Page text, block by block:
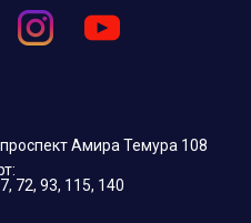
Амира Темура 108
72, 93, 115, 140